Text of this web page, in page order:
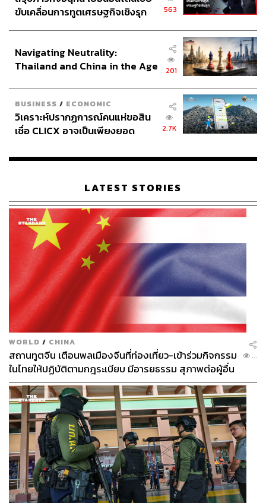
ขับเคลื่อนการทูตเศรษฐกิจเชิงรุก
563
Navigating Neutrality:
Thailand and China in the Age
201
BUSINESS / ECONOMIC
วิเคราะห์ปรากฏการณ์คนแห่ขอสิน
เชื่อ CLICX อาจเป็นเพียงยอด
เรือนไทยที่ถูกซุกไว้
2.7K
LATEST STORIES
WORLD / CHINA
สถานทูตจีน เตือนพลเมืองจีนที่ท่องเที่ยว-เข้าร่วมกิจกรรม
ในไทยให้ปฏิบัติตามกฎระเบียบ มีอารยธรรม สุภาพต่อผู้อื่น
...